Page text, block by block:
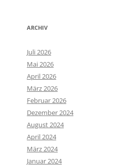
ARCHIV
Juli 2026
Mai 2026
April 2026
März 2026
Februar 2026
Dezember 2024
August 2024
April 2024
März 2024
Januar 2024